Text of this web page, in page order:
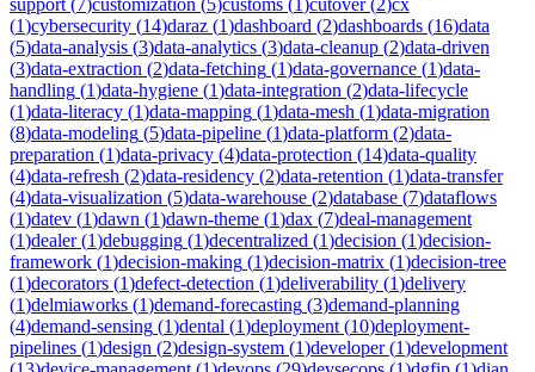
(1)cybersecurity (14)daraz (1)dashboard (2)dashboards (16)data
(5)data-analysis (3)data-analytics (3)data-cleanup (2)data-driven
(3)data-extraction (2)data-fetching (1)data-governance (1)data-
handling (1)data-hygiene (1)data-integration (2)data-lifecycle
(1)data-literacy (1)data-mapping (1)data-mesh (1)data-migration
(8)data-modeling (5)data-pipeline (1)data-platform (2)data-
preparation (1)data-privacy (4)data-protection (14)data-quality
(4)data-refresh (2)data-residency (2)data-retention (1)data-transfer
(4)data-visualization (5)data-warehouse (2)database (7)dataflows
(1)datev (1)dawn (1)dawn-theme (1)dax (7)deal-management
(1)dealer(1)debugging (1)decentralized (1)decision (1)decision-
framework (1)decision-making (1)decision-matrix (1)decision-tree
(1)decorators (1)defect-detection (1)deliverability (1)delivery
(1)delmiaworks (1)demand-forecasting (3)demand-planning
(4)demand-sensing (1)dental (1)deployment (10)deployment-
pipelines (1)design (2)design-system (1)developer(1)development